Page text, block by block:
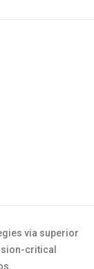
via superior
critical